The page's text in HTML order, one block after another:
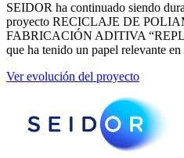
SEIDOR ha continuado siendo
proyecto RECICLAJE DE
FABRICACIÓN ADITIVA
que ha tenido un papel relevante
Ver evolución del proyecto